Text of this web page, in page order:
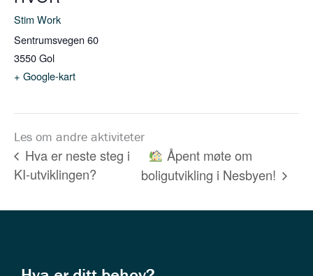
Stim Work
Sentrumsvegen 60
3550Gol
+ Google-kart
Les om andre aktiviteter
Hva er neste steg i
KI-utviklingen?
Åpent møte om
boligutvikling i Nesbyen!